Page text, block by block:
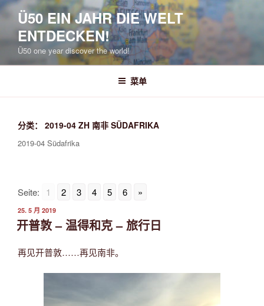
跳
Ü50 EIN JAHR DIE WELT
ENTDECKEN!
Ü50 one year discover the world!
菜单
分类： 2019-04 ZH 南非 SÜDAFRIKA
2019-04 Südafrika
Seite: 1 2 3 4 5 6 »
发
布
于
25. 5 月 2019
开普敦 – 温得和克 – 旅行日
再见开普敦……再见南非。